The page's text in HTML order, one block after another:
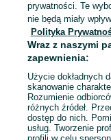
Mapa kategorii
Mapa miejscowości
Mapa ministron
Popularne wyszukiwania
prywatności. Te
nie będą miały
Polityka
Wraz z naszymi
zapewnienia:
Użycie dokładnych
skanowanie
Rozumienie
różnych źródeł.
dostęp do nich.
usług. Tworzenie